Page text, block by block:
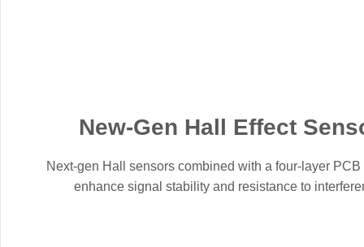
New-Gen Hall Effect
Next-gen Hall sensors combined with a four-layer PCB
enhance signal stability and resistance to